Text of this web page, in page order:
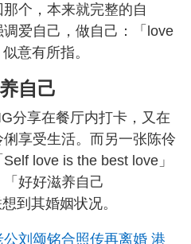
个，本来就完整的自
爱自己，做自己：「love
意有所指。
自己
分享在餐厅内打卡，又在
享受生活。而另一张陈伶
love is the best love」
好好滋养自己
到其婚姻状况。
刘颂铭合照传再离婚 港